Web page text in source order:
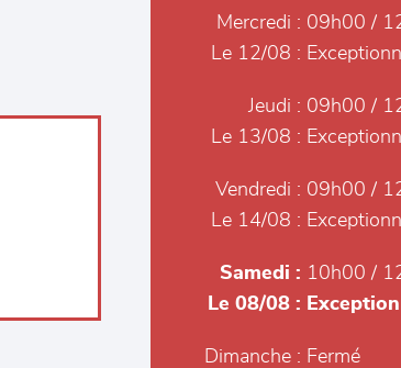
Mercredi : 09h00 /
Le 12/08 :
Jeudi : 09h00 /
Le 13/08 :
Vendredi : 09h00 /
Le 14/08 :
Samedi : 10h00 /
Le 08/08 :
Dimanche : Fermé